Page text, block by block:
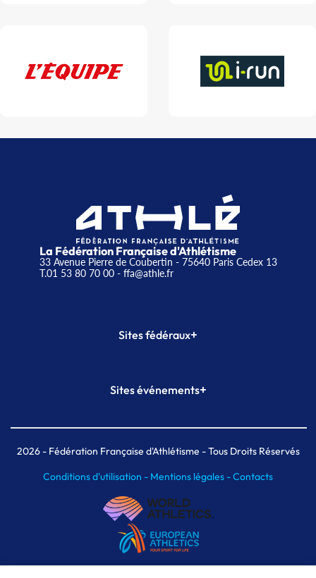
La Fédération Française d'Athlétisme
33 Avenue Pierre de Coubertin - 75640 Paris Cedex 13
T.01 53 80 70 00- ffa@athle.fr
Sites fédéraux+
Plateforme Formation
Sites événements+
Meeting de Paris indoor
MAIF Ekiden de Paris
2026- Fédération Française d'Athlétisme - Tous Droits Réservés
Conditions d'utilisation - Mentions légales -Contacts